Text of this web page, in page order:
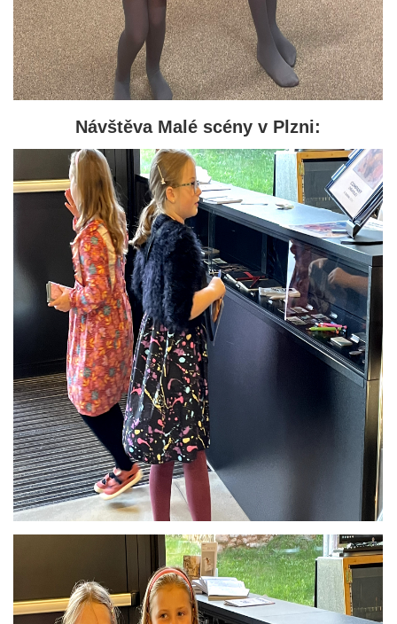
Návštěva Malé scény v Plzni: